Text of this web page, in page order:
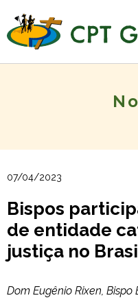
07/04/2023
Bispos
de entidade
justiça no
Dom Eugênio Rixen,